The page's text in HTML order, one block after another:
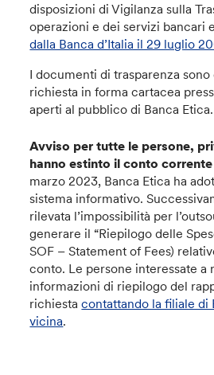
disposizioni di Vigilanza sulla
operazioni e dei servizi bancari
dalla Banca d’Italia il 29 luglio
I documenti di trasparenza sono
richiesta in forma cartacea
aperti al pubblico di Banca Etica.
Avviso per tutte le persone,
hanno estinto il conto
marzo 2023, Banca Etica ha
sistema informativo.
rilevata l’impossibilità per
generare il “Riepilogo delle
SOF – Statement of Fees)
conto. Le persone interessate a
informazioni di riepilogo del
richiestacontattando la filiale di
vicina.